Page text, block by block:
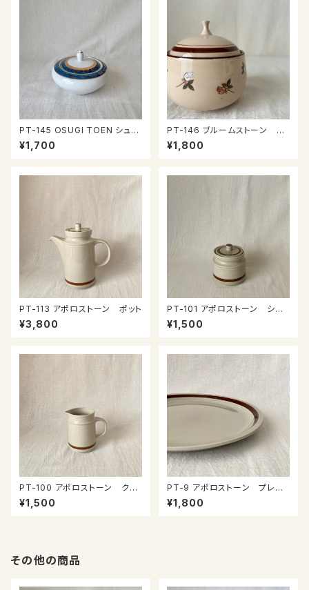
PT-145 OSUGI TOEN シュガ
ーポット
¥1,700
PT-146 ブルームストーン シ
ュガーポット
¥1,800
PT-113 アポロストーン ポット
¥3,800
PT-101 アポロストーン シュ
ガーポット
¥1,500
PT-100 アポロストーン クリ
ーマー
¥1,500
PT-9 アポロストーン プレー
ト
¥1,800
その他の商品